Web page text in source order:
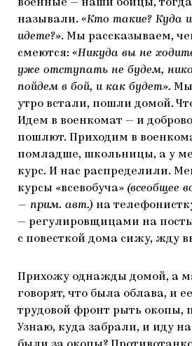
военные — наши бойцы,
называли. «Кто такие? Куда
идете?». Мы рассказываем,
смеются: «Никуда вы не
уже отступать не будем,
пойдем в бой, и как будет». Мы
утро встали, пошли домой.
Идем в военкомат — и
пошлют. Приходим в
помладше, школьницы, а у
курс. И нас распределили.
курсы «всевобуча» (всеобщее
— прим. авт.) на
— регулировщицами на
с повесткой дома сижу, жду
Прихожу однажды домой, а
говорят, что была облава, и
трудовой фронт рыть окопы,
Узнаю, куда забрали, и иду